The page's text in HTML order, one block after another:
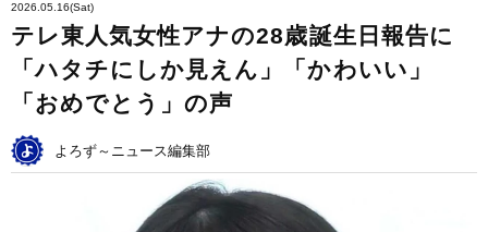
2026.05.16(Sat)
テレ東人気女性アナの28歳誕生日報告に
「ハタチにしか見えん」「かわいい」
「おめでとう」の声
よろず～ニュース編集部